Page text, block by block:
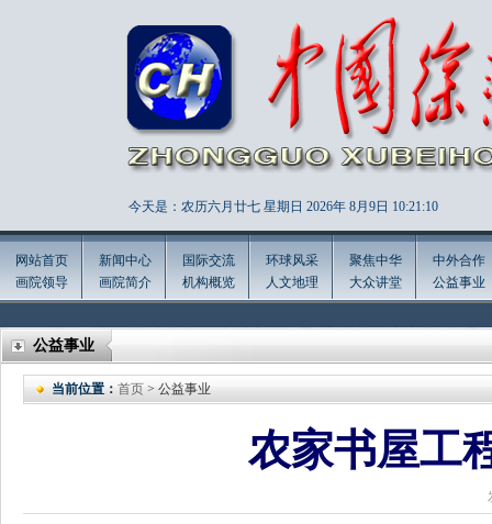
今天是：农历六月廿七 星期日 2026年 8月9日 10:21:11
网站首页
画院领导
新闻中心
画院简介
国际交流
机构概览
环球风采
人文地理
聚焦中华
大众讲堂
中外合作
公益事业
公益事业
当前位置： 首页 > 公益事业
农家书屋工